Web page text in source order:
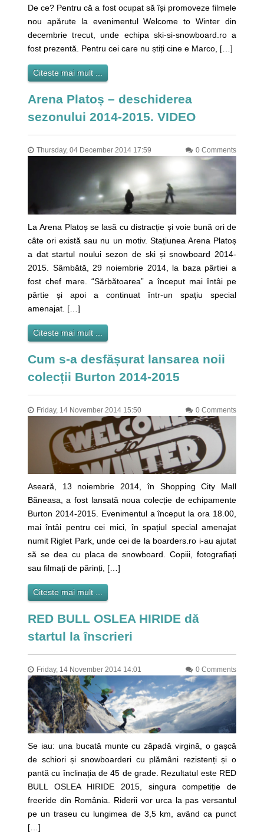
De ce? Pentru că a fost ocupat să își promoveze filmele
nou apărute la evenimentul Welcome to Winter din
decembrie trecut, unde echipa ski-si-snowboard.ro a
fost prezentă. Pentru cei care nu știți cine e Marco, […]
Citeste mai mult ...
Arena Platoș – deschiderea
sezonului 2014-2015. VIDEO
Thursday, 04 December 2014 17:59 0 Comments
La Arena Platoș se lasă cu distracție și voie bună ori de
câte ori există sau nu un motiv. Stațiunea Arena Platoș
a dat startul noului sezon de ski și snowboard 2014-
2015. Sâmbătă, 29 noiembrie 2014, la baza pârtiei a
fost chef mare. “Sărbătoarea” a început mai întâi pe
pârtie și apoi a continuat într-un spațiu special
amenajat. […]
Citeste mai mult ...
Cum s-a desfășurat lansarea noii
colecții Burton 2014-2015
Friday, 14 November 2014 15:50 0 Comments
Aseară, 13 noiembrie 2014, în Shopping City Mall
Băneasa, a fost lansată noua colecție de echipamente
Burton 2014-2015. Evenimentul a început la ora 18.00,
mai întâi pentru cei mici, în spațiul special amenajat
numit Riglet Park, unde cei de la boarders.ro i-au ajutat
să se dea cu placa de snowboard. Copiii, fotografiați
sau filmați de părinți, […]
Citeste mai mult ...
RED BULL OSLEA HIRIDE dă
startul la înscrieri
Friday, 14 November 2014 14:01 0 Comments
Se iau: una bucată munte cu zăpadă virgină, o gașcă
de schiori și snowboarderi cu plămâni rezistenți și o
pantă cu înclinația de 45 de grade. Rezultatul este RED
BULL OSLEA HIRIDE 2015, singura competiție de
freeride din România. Riderii vor urca la pas versantul
pe un traseu cu lungimea de 3,5 km, având ca punct
[…]